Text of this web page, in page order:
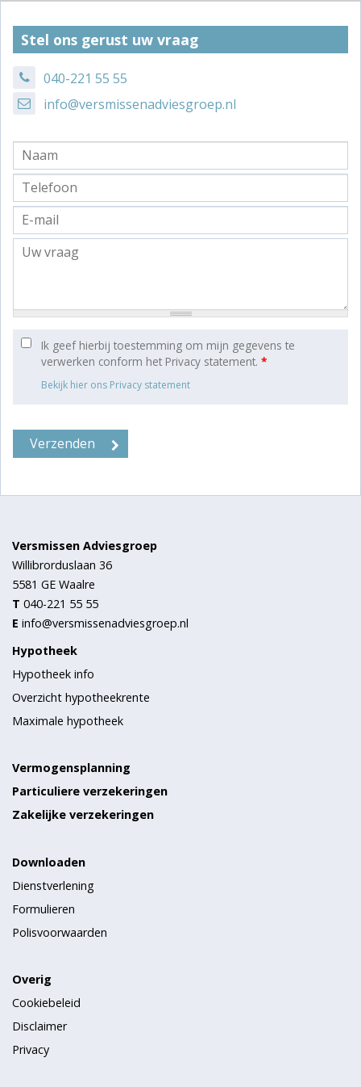
Stel ons gerust uw vraag
040-221 55 55
info@versmissenadviesgroep.nl
Ik geef hierbij toestemming om mijn gegevens te
verwerken conform het Privacy statement. *
Bekijk hier ons Privacy statement
Versmissen Adviesgroep
Willibrorduslaan 36
5581 GE Waalre
T 040-221 55 55
E info@versmissenadviesgroep.nl
Hypotheek
Hypotheek info
Overzicht hypotheekrente
Maximale hypotheek
Vermogensplanning
Particuliere verzekeringen
Zakelijke verzekeringen
Downloaden
Dienstverlening
Formulieren
Polisvoorwaarden
Overig
Cookiebeleid
Disclaimer
Privacy